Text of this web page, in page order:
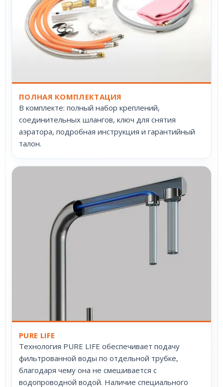
ПОЛНАЯ КОМПЛЕКТАЦИЯ
В комплекте: полный набор креплений,
соединительных шлангов, ключ для снятия
аэратора, подробная инструкция и гарантийный
талон.
PURE LIFE
Технология PURE LIFE обеспечивает подачу
фильтрованной воды по отдельной трубке,
благодаря чему она не смешивается с
водопроводной водой. Наличие специального